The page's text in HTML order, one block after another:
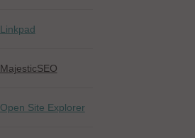
Linkpad
MajesticSEO
Open Site Explorer